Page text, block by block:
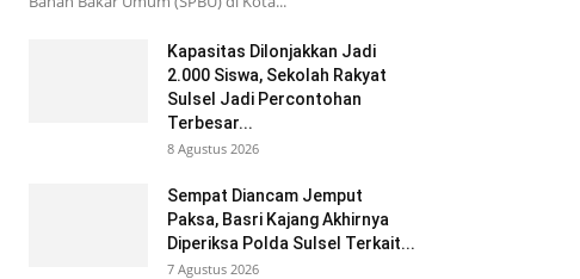
Kapasitas Dilonjakkan Jadi
2.000 Siswa, Sekolah Rakyat
Sulsel Jadi Percontohan
Terbesar...
8 Agustus 2026
Sempat Diancam Jemput
Paksa, Basri Kajang Akhirnya
Diperiksa Polda Sulsel Terkait...
7 Agustus 2026